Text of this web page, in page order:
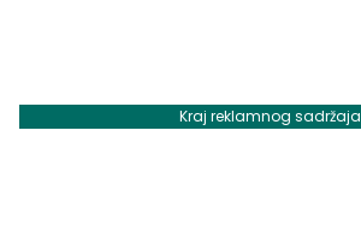
Kraj reklamnog sadržaja